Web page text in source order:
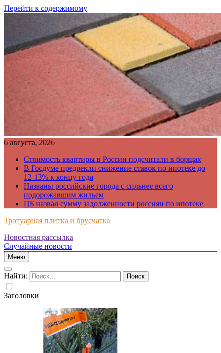
Перейти к содержимому
6 августа, 2026
Стоимость квартиры в России подсчитали в борщах
В Госдуме предрекли снижение ставок по ипотеке до
12-13% к концу года
Названы российские города с сильнее всего
подорожавшим жильем
ЦБ назвал сумму задолженности россиян по ипотеке
Тротуарная плитка и брусчатка
Just another WordPress site
Новостная рассылка
Случайные новости
Меню
Найти:
Заголовки